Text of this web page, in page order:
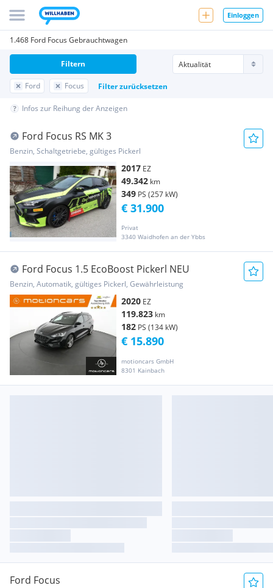
Einloggen
1.468 Ford Focus Gebrauchtwagen
Ford Focus Filter zurücksetzen
Filtern
Infos zur Reihung der Anzeigen
Ford Focus RS MK 3
Benzin, Schaltgetriebe, gültiges Pickerl
2017 EZ
49.342 km
349 PS (257 kW)
Privat
3340 Waidhofen an der Ybbs
€ 31.900
Ford Focus 1.5 EcoBoost Pickerl NEU
Benzin, Automatik, gültiges Pickerl, Gewährleistung
2020 EZ
119.823 km
182 PS (134 kW)
motioncars GmbH
8301 Kainbach
€ 15.890
Ford Focus